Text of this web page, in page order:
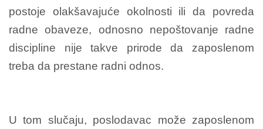
postoje olakšavajuće okolnosti ili da povreda
radne obaveze, odnosno nepoštovanje radne
discipline nije takve prirode da zaposlenom
treba da prestane radni odnos.
U tom slučaju, poslodavac može zaposlenom